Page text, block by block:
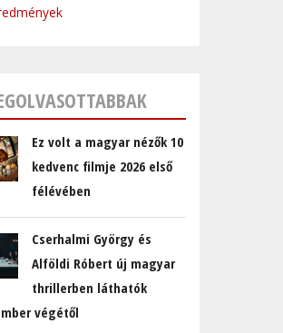
Ez volt a magyar nézők 10
kedvenc filmje 2026 első
félévében
Cserhalmi György és
Alföldi Róbert új magyar
thrillerben láthatók
végétől